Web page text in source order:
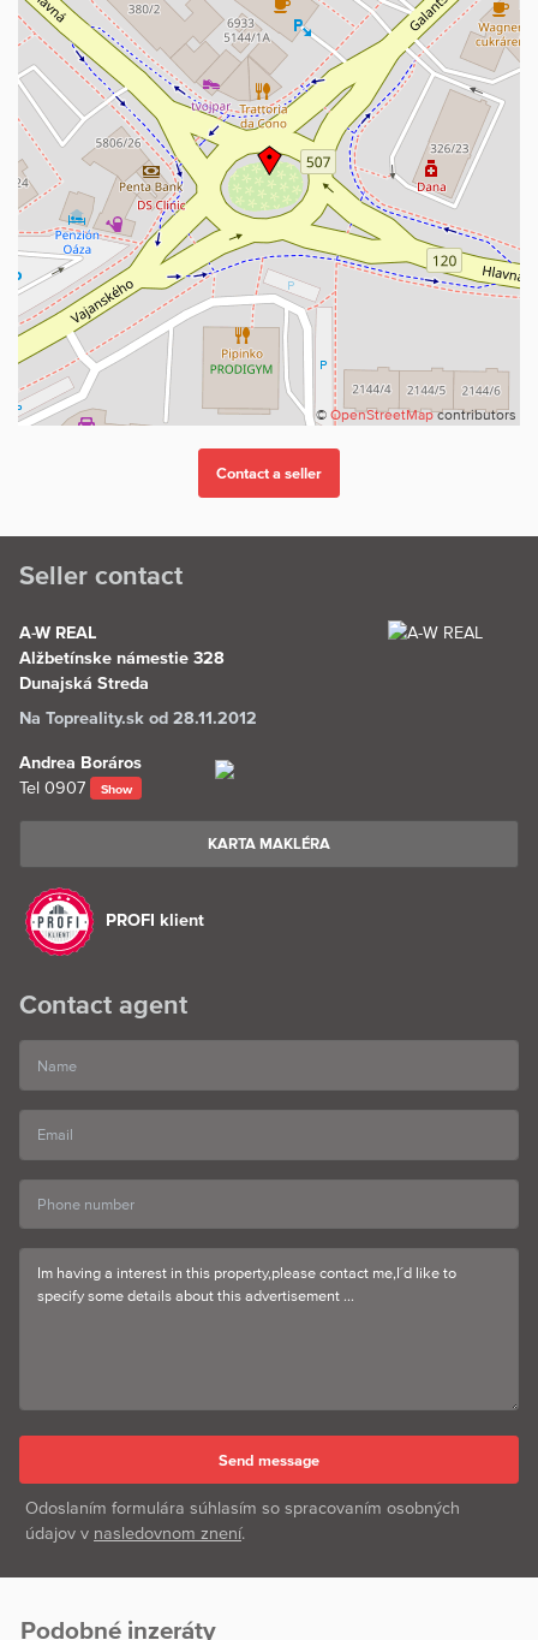
© OpenStreetMapcontributors
Seller contact
A-W REAL
Alžbetínske námestie 328
Dunajská Streda
Na Topreality.sk od 28.11.2012
Andrea Boráros
Tel 0907 Show
KARTA MAKLÉRA
PROFI klient
Contact agent
Odoslaním formulára súhlasím so spracovaním osobných
údajov v nasledovnom znení.
Podobné inzeráty